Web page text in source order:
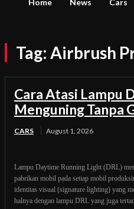
Home News Cars
Tag: Airbrush
Cara Atasi Lampu
Menguning Tanpa
CARS August 1, 2026
Lampu Daytime Running Light (DRL)
pabrikan mobil pada setiap mobil
identitas visual (signature lighting) yang
halnya dengan lampu DRL yang juga